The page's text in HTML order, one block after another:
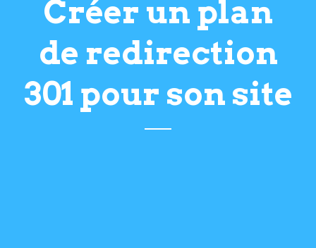
Créer un plan
de redirection
301 pour son site